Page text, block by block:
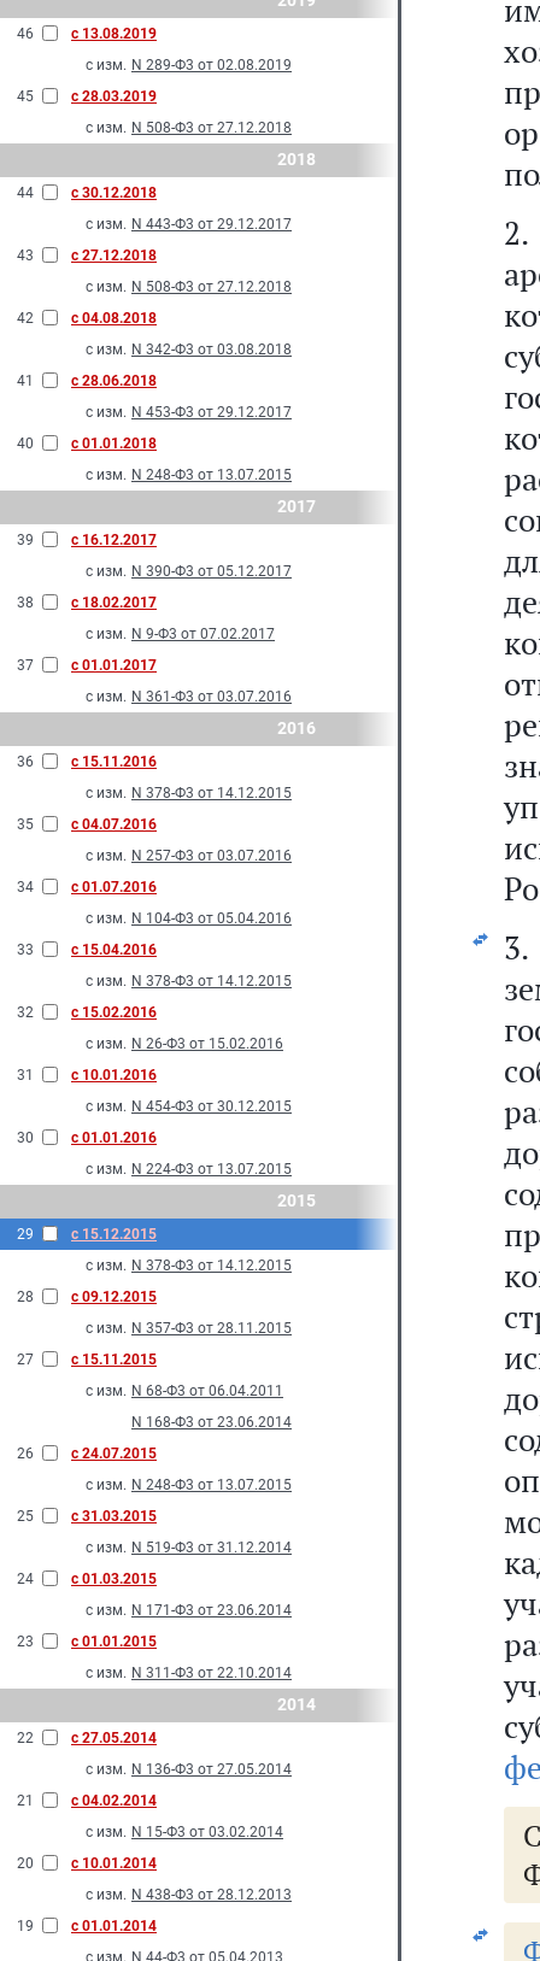
46
с 13.08.2019
с изм. N 289-Ф3 от 02.08.2019
45
с 28.03.2019
с изм. N 508-Ф3 от 27.12.2018
2018
44
с 30.12.2018
с изм. N 443-Ф3 от 29.12.2017
43
с 27.12.2018
с изм. N 508-Ф3 от 27.12.2018
42
с 04.08.2018
с изм. N 342-Ф3 от 03.08.2018
41
с 28.06.2018
с изм. N 453-Ф3 от 29.12.2017
40
с 01.01.2018
с изм. N 248-Ф3 от 13.07.2015
2017
39
с 16.12.2017
с изм. N 390-Ф3 от 05.12.2017
38
с 18.02.2017
с изм. N 9-Ф3 от 07.02.2017
37
с 01.01.2017
с изм. N 361-Ф3 от 03.07.2016
2016
36
с 15.11.2016
с изм. N 378-Ф3 от 14.12.2015
35
с 04.07.2016
с изм. N 257-Ф3 от 03.07.2016
34
с 01.07.2016
с изм. N 104-Ф3 от 05.04.2016
33
с 15.04.2016
с изм. N 378-Ф3 от 14.12.2015
32
с 15.02.2016
с изм. N 26-Ф3 от 15.02.2016
31
с 10.01.2016
с изм. N 454-Ф3 от 30.12.2015
30
с 01.01.2016
с изм. N 224-Ф3 от 13.07.2015
2015
29
с 15.12.2015
с изм. N 378-Ф3 от 14.12.2015
28
с 09.12.2015
с изм. N 357-Ф3 от 28.11.2015
27
с 15.11.2015
с изм. N 68-Ф3 от 06.04.2011
N 168-Ф3 от 23.06.2014
26
с 24.07.2015
с изм. N 248-Ф3 от 13.07.2015
25
с 31.03.2015
с изм. N 519-Ф3 от 31.12.2014
24
с 01.03.2015
с изм. N 171-Ф3 от 23.06.2014
23
с 01.01.2015
с изм. N 311-Ф3 от 22.10.2014
2014
22
с 27.05.2014
с изм. N 136-Ф3 от 27.05.2014
21
с 04.02.2014
с изм. N 15-Ф3 от 03.02.2014
20
с 10.01.2014
с изм. N 438-Ф3 от 28.12.2013
19
с 01.01.2014
с изм. N 44-Ф3 от 05.04.2013